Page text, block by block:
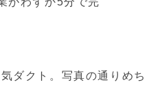
ダクト。写真の通りめち